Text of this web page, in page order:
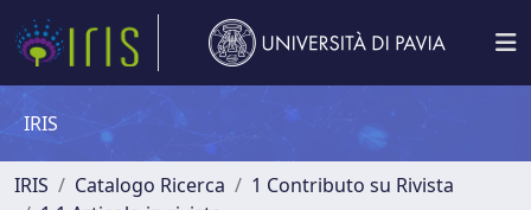
IRIS
IRIS Catalogo Ricerca
1 Contributo su Rivista